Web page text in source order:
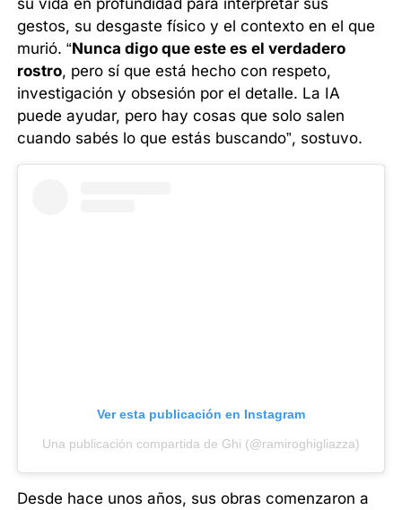
su vida en profundidad para interpretar sus
gestos, su desgaste físico y el contexto en el que
murió. “Nunca digo que este es el verdadero
rostro, pero sí que está hecho con respeto,
investigación y obsesión por el detalle. La IA
puede ayudar, pero hay cosas que solo salen
cuando sabés lo que estás buscando”, sostuvo.
Ver esta publicación en Instagram
Una publicación compartida de Ghi (@ramiroghigliazza)
Desde hace unos años, sus obras comenzaron a